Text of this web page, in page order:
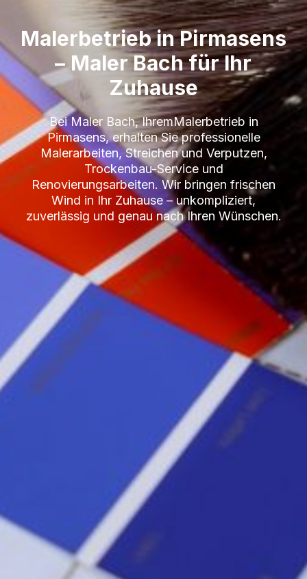
Malerbetrieb in Pirmasens
– Maler Bach für Ihr
Zuhause
Bei Maler Bach, IhremMalerbetrieb in
Pirmasens, erhalten Sie professionelle
Malerarbeiten, Streichen und Verputzen,
Trockenbau-Service und
Renovierungsarbeiten. Wir bringen frischen
Wind in Ihr Zuhause – unkompliziert,
zuverlässig und genau nach Ihren Wünschen.